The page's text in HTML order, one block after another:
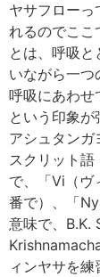
ヤサフロー
れるのでこ
とは、呼吸
いながら一つ
呼吸にあわせ
という印象が
アシュタン
スクリット語
で、「Vi（
番で）、「
意味で、B.K.
ィンヤサを